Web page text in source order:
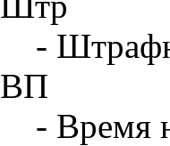
-
ВП
- Время